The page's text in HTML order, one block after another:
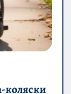
коляски